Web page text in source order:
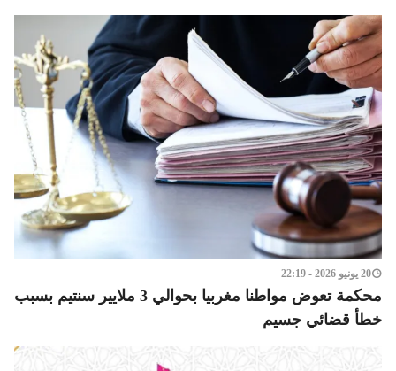
20 يونيو 2026 - 22:19
محكمة تعوض مواطنا مغربيا بحوالي 3 ملايير سنتيم بسبب
خطأ قضائي جسيم